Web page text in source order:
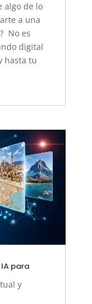
algo de lo
a una
No es
digital
hasta tu
para
y